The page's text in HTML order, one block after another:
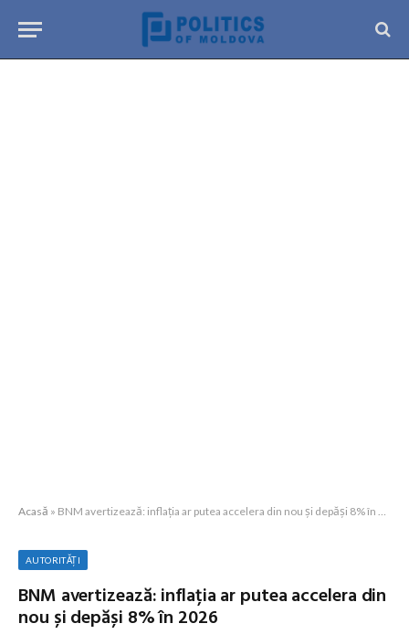
Acasă » BNM avertizează: inflația ar putea accelera din nou și depăși 8% în 2026
AUTORITĂȚI
BNM avertizează: inflația ar putea accelera din
nou și depăși 8% în 2026